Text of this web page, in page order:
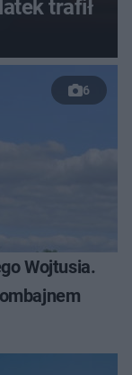
trafił
6
Wojtusia.